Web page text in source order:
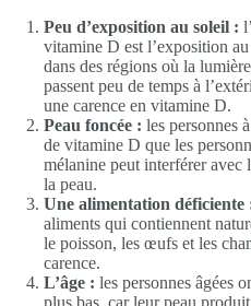
Peu d’exposition au soleil :
vitamine D est l’exposition
dans des régions où la
passent peu de temps à
une carence en vitamine D.
Peau foncée : les personnes
de vitamine D que les
mélanine peut interférer
la peau.
Une alimentation déficiente
aliments qui contiennent
le poisson, les œufs et les
carence.
L’âge : les personnes âgées
plus bas, car leur peau